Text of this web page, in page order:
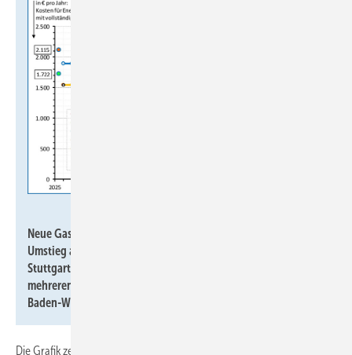
Neue Gas-Heizung mit GEG und GModG-Bio-Treppe sowie der
Umstieg auf eine Wärmepumpe mit Tarifen der Stadtwerke
Stuttgart (Gastarife mit mindestens 10 % Biomethan sind seit
mehreren Jahren eine Teilpflichterfüllung im EWärmeG von
Baden-Württemberg).
Die Grafik zeigt 5 Linien mit jährlichen Kosten: